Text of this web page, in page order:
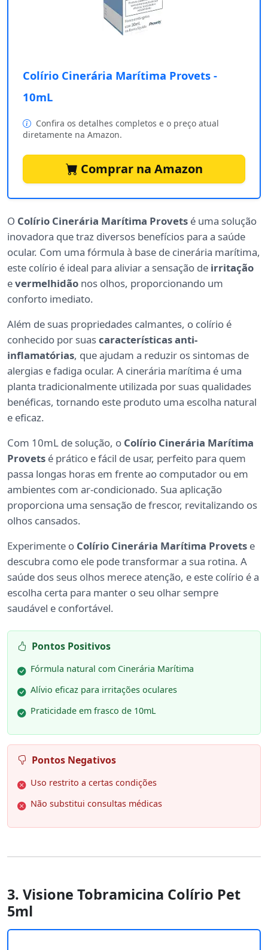
Colírio Cinerária Marítima Provets -
10mL
Confira os detalhes completos e o preço atual
diretamente na Amazon.
Comprar na Amazon
O Colírio Cinerária Marítima Provets é uma solução
inovadora que traz diversos benefícios para a saúde
ocular. Com uma fórmula à base de cinerária marítima,
este colírio é ideal para aliviar a sensação de irritação
evermelhidão nos olhos, proporcionando um
conforto imediato.
Além de suas propriedades calmantes, o colírio é
conhecido por suascaracterísticas anti-
inflamatórias, que ajudam a reduzir os sintomas de
alergias e fadiga ocular. A cinerária marítima é uma
planta tradicionalmente utilizada por suas qualidades
benéficas, tornando este produto uma escolha natural
e eficaz.
Com 10mL de solução, o Colírio Cinerária Marítima
Provets é prático e fácil de usar, perfeito para quem
passa longas horas em frente ao computador ou em
ambientes com ar-condicionado. Sua aplicação
proporciona uma sensação de frescor, revitalizando os
olhos cansados.
Experimente o Colírio Cinerária Marítima Provets e
descubra como ele pode transformar a sua rotina. A
saúde dos seus olhos merece atenção, e este colírio é a
escolha certa para manter o seu olhar sempre
saudável e confortável.
Pontos Positivos
Fórmula natural com Cinerária Marítima
Alívio eficaz para irritações oculares
Praticidade em frasco de 10mL
Pontos Negativos
Uso restrito a certas condições
Não substitui consultas médicas
3. Visione Tobramicina Colírio Pet
5ml